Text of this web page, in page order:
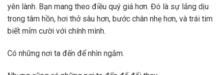
yên lành. Bạn mang theo điều quý giá hơn. Đó là sự lắng dịu
trong tâm hồn, hơi thở sâu hơn, bước chân nhẹ hơn, và trái tim
biết mỉm cười với chính mình.
Có những nơi ta đến để nhìn ngắm.